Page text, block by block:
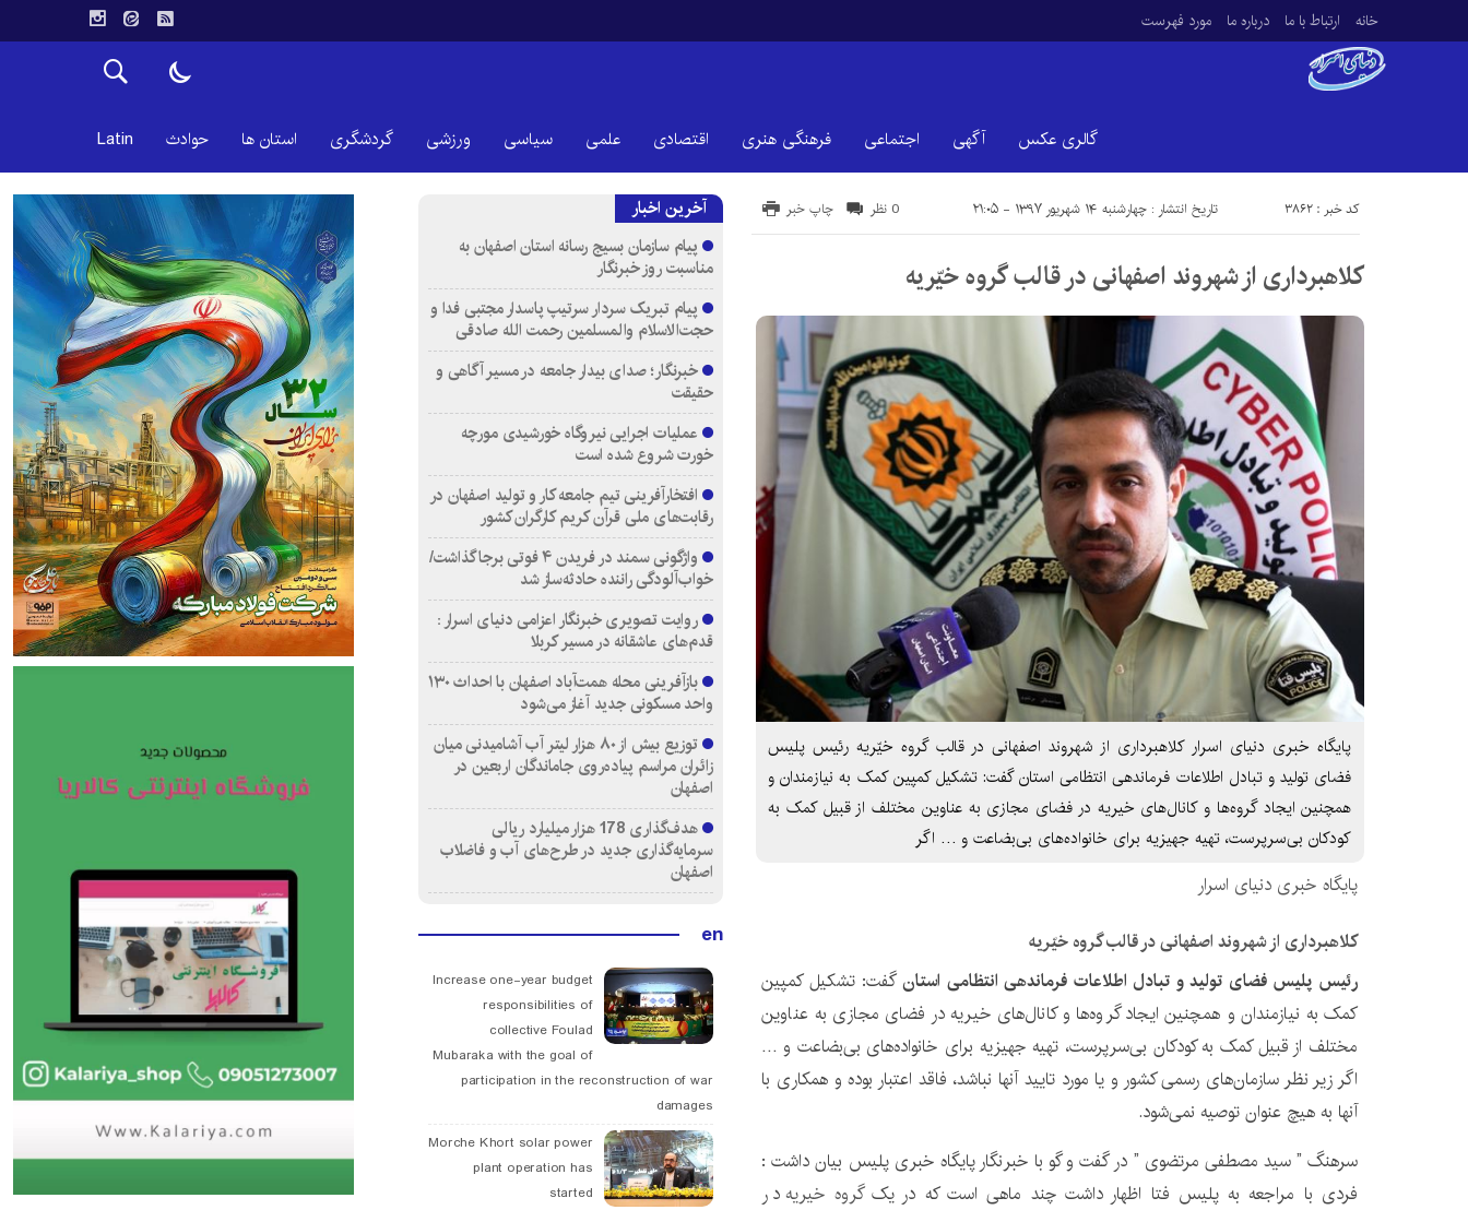
خانه ارتباط با ما درباره ما مورد فهرست
گالری عکس آگهی اجتماعی فرهنگی هنری اقتصادی علمی سیاسی ورزشی گردشگری استان ها حوادث Latin
تاریخ انتشار : چهارشنبه ۱۴ شهریور ۱۳۹۷ - ۲۱:۰۵ کد خبر : 3862 چاپ خبر 0 نظر
کلاهبرداری از شهروند اصفهانی در قالب گروه‌ خیّریه
پایگاه خبری دنیای اسرار کلاهبرداری از شهروند اصفهانی در قالب گروه‌ خیّریه رئیس پلیس
فضای تولید و تبادل اطلاعات فرماندهی انتظامی استان گفت: تشکیل کمپین کمک به نیازمندان و
همچنین ایجاد گروه‌ها و کانال‌های خیریه در فضای مجازی به عناوین مختلف از قبیل کمک به
کودکان بی‌‌سرپرست، تهیه جهیزیه برای خانواده‌های بی‌بضاعت و … اگر
پایگاه خبری دنیای اسرار
کلاهبرداری از شهروند اصفهانی در قالب گروه‌ خیّریه
رئیس پلیس فضای تولید و تبادل اطلاعات فرماندهی انتظامی استانگفت: تشکیل کمپین
کمک به نیازمندان و همچنین ایجاد گروه‌ها و کانال‌های خیریه در فضای مجازی به عناوین
مختلف از قبیل کمک به کودکان بی‌‌سرپرست، تهیه جهیزیه برای خانواده‌های بی‌بضاعت و …
اگر زیر نظر سازمان‌های رسمی کشور و یا مورد تایید آنها نباشد، فاقد اعتبار بوده و همکاری با
آنها به هیچ عنوان توصیه نمی‌شود.
سرهنگ ” سید مصطفی مرتضوی ” در گفت و گو با خبرنگار پایگاه خبری پلیس بیان داشت :
فردی با مراجعه به پلیس فتا اظهار داشت چند ماهی است که در یکگروه خیریهدر
آخرین اخبار
پیام سازمان بسیج رسانه استان اصفهان به
مناسبت روز خبرنگار
پیام تبریک سردار سرتیپ پاسدار مجتبی فدا و
حجت‌الاسلام والمسلمین رحمت الله صادقی
خبرنگار؛ صدای بیدار جامعه در مسیر آگاهی و
حقیقت
عملیات اجرایی نیروگاه خورشیدی مورچه
خورت شروع شده است
افتخارآفرینی تیم جامعه کار و تولید اصفهان در
رقابت‌های ملی قرآن کریم کارگران کشور
واژگونی سمند در فریدن ۴ فوتی برجا گذاشت/
خواب‌آلودگی راننده حادثه‌ساز شد
روایت تصویری خبرنگار اعزامی دنیای اسرار :
قدم‌های عاشقانه در مسیر کربلا
بازآفرینی محله همت‌آباد اصفهان با احداث ۱۳۰
واحد مسکونی جدید آغاز می‌شود
توزیع بیش از ۸۰ هزار لیتر آب آشامیدنی میان
زائران مراسم پیاده‌روی جاماندگان اربعین در
اصفهان
هدف‌گذاری 178 هزار میلیارد ریالی
سرمایه‌گذاری جدید در طرح‌های آب و فاضلاب
اصفهان
en
Increase one-year budget
responsibilities of
collective Foulad
Mubaraka with the goal of
participation in the reconstruction of war
damages
Morche Khort solar power
plant operation has
started